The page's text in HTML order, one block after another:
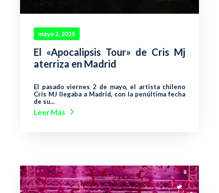
mayo 2, 2025
El «Apocalipsis Tour» de Cris Mj
aterriza en Madrid
El pasado viernes 2 de mayo, el artista chileno
Cris MJ llegaba a Madrid, con la penúltima fecha
de su...
Leer Más